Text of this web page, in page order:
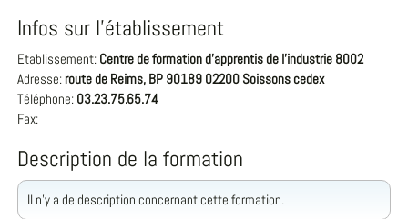
Infos sur l'établissement
Etablissement: Centre de formation d'apprentis de l'industrie 8002
Adresse: route de Reims, BP 90189 02200 Soissons cedex
Téléphone: 03.23.75.65.74
Fax:
Description de la formation
Il n'y a de description concernant cette formation.